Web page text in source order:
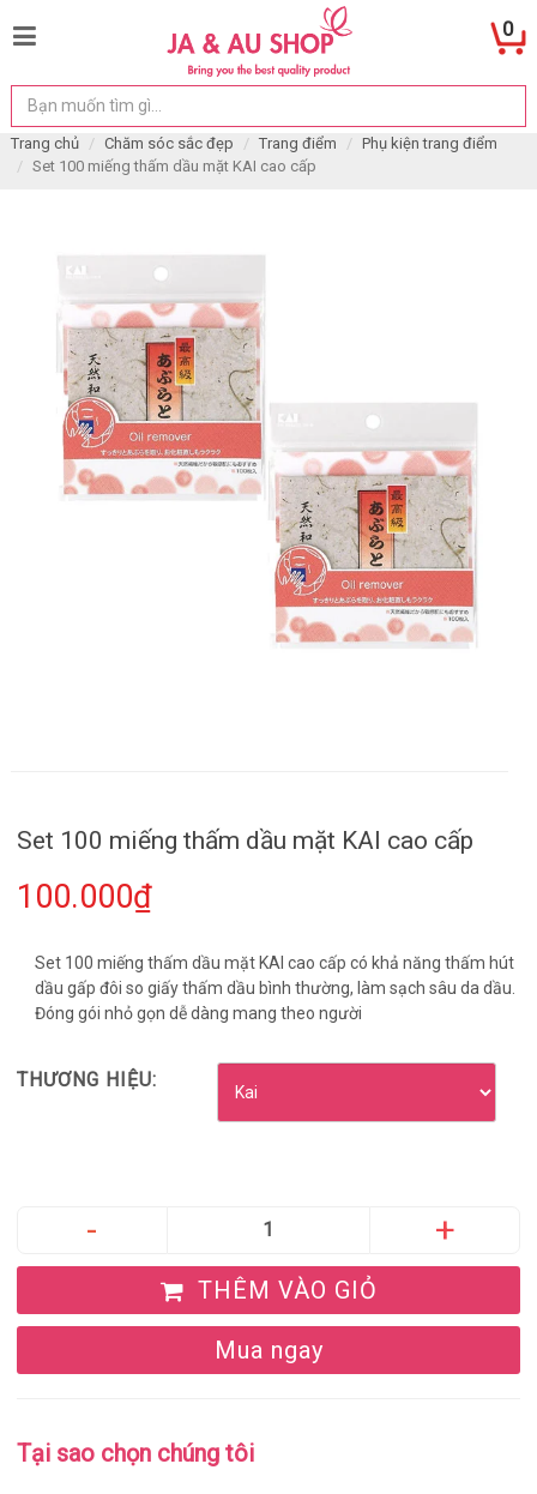
0
Trang chủ Chăm sóc sắc đẹp Trang điểm
Phụ kiện trang điểm
Set 100 miếng thấm dầu mặt KAI cao cấp
Set 100 miếng thấm dầu mặt KAI cao cấp
100.000₫
Set 100 miếng thấm dầu mặt KAI cao cấp có khả năng thấm hút
dầu gấp đôi so giấy thấm dầu bình thường, làm sạch sâu da dầu.
Đóng gói nhỏ gọn dễ dàng mang theo người
THƯƠNG HIỆU:
THÊM VÀO GIỎ
Mua ngay
Tại sao chọn chúng tôi